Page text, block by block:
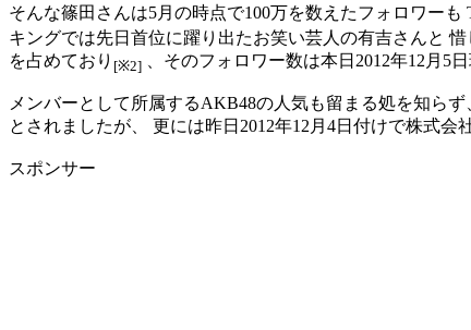
そんな篠田さんは5月の時点で100万を数えたフォロワー
キングでは先日首位に躍り出たお笑い芸人の有吉さんと
を占めており [※2] 、そのフォロワー数は本日2012年12月5
メンバーとして所属するAKB48の人気も留まる処を知ら
とされましたが、 更には昨日2012年12月4日付けで株式会
スポンサー